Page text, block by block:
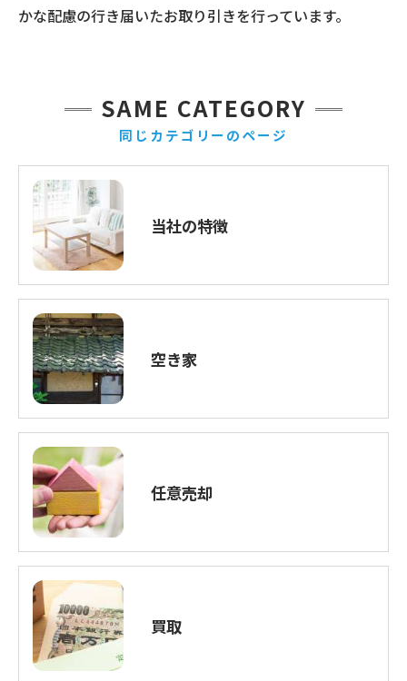
かな配慮の行き届いたお取り引きを行っています。
同じカテゴリーのページ
SAME CATEGORY
当社の特徴
空き家
任意売却
買取